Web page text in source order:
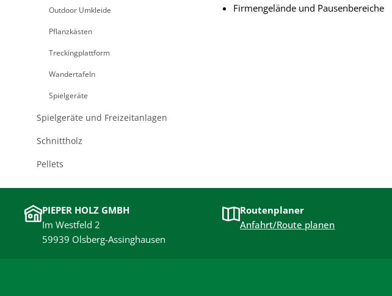
Outdoor Umkleide
Pflanzkästen
Treckingplattform
Wandertafeln
Spielgeräte
Spielgeräte und Freizeitanlagen
Schnittholz
Pellets
Firmengelände und Pausenbereiche
PIEPER HOLZ GMBH
Im Westfeld 2
59939 Olsberg-Assinghausen
Routenplaner
Anfahrt/Route planen